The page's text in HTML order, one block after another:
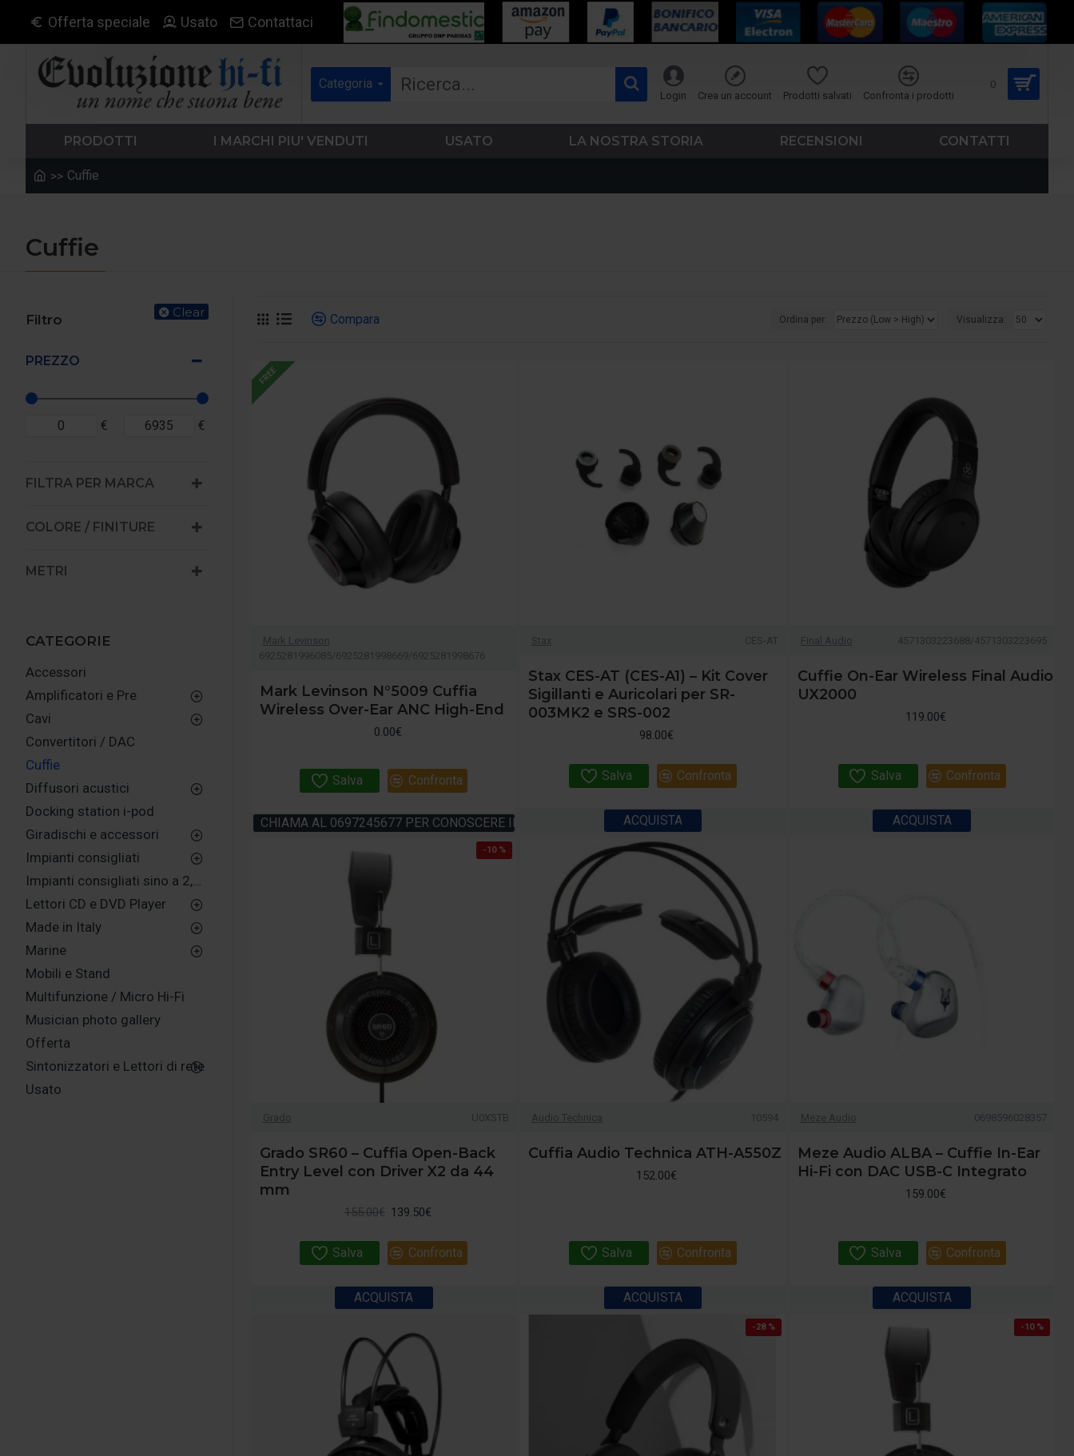
Offerta speciale Usato Contattaci
Categoria
Login Crea un account Prodotti salvati Confronta i prodotti
0
PRODOTTI I MARCHI PIU' VENDUTI USATO LA NOSTRA STORIA RECENSIONI CONTATTI
Cuffie
Cuffie
Filtro Clear
PREZZO
€ €
FILTRA PER MARCA
COLORE / FINITURE
METRI
CATEGORIE
Accessori
Amplificatori e Pre
Cavi
Convertitori / DAC
Cuffie
Diffusori acustici
Docking station i-pod
Giradischi e accessori
Impianti consigliati
Impianti consigliati sino a 2,500,00 euro
Lettori CD e DVD Player
Made in Italy
Marine
Mobili e Stand
Multifunzione / Micro Hi-Fi
Musician photo gallery
Offerta
Sintonizzatori e Lettori di rete
Usato
Compara Ordina per: Visualizza:
FREE
Mark Levinson
6925281996085/6925281998669/6925281998676
Mark Levinson N°5009 Cuffia
Wireless Over-Ear ANC High-End
0.00€
Salva Confronta
CHIAMA AL 0697245677 PER CONOSCERE IL PREZZO!
Stax CES-AT
Stax CES-AT (CES-A1) – Kit Cover
Sigillanti e Auricolari per SR-
003MK2 e SRS-002
98.00€
Salva Confronta
ACQUISTA
Final Audio 4571303223688/4571303223695
Cuffie On-Ear Wireless Final Audio
UX2000
119.00€
Salva Confronta
ACQUISTA
-10 %
Grado U0XSTB
Grado SR60 – Cuffia Open-Back
Entry Level con Driver X2 da 44
mm
139.50€
155.00€
Salva Confronta
ACQUISTA
Audio Technica 10594
Cuffia Audio Technica ATH-A550Z
152.00€
Salva Confronta
ACQUISTA
Meze Audio 0698596028357
Meze Audio ALBA – Cuffie In-Ear
Hi-Fi con DAC USB-C Integrato
159.00€
Salva Confronta
ACQUISTA
-28 % -10 %